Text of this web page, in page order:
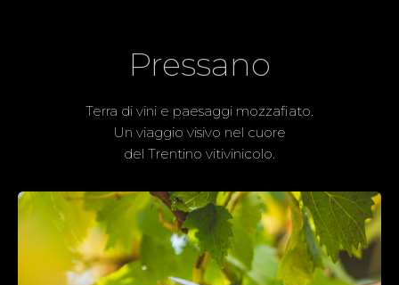
Pressano
Terra di vini e paesaggi mozzafiato.
Un viaggio visivo nel cuore
del Trentino vitivinicolo.